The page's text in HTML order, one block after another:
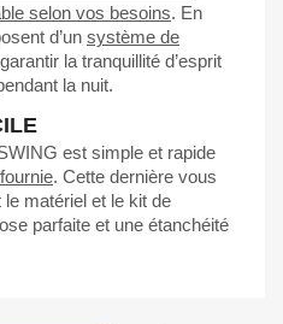
selon vos besoins. En
d’un système de
la tranquillité d’esprit
la nuit.
est simple et rapide
. Cette dernière vous
matériel et le kit de
parfaite et une étanchéité